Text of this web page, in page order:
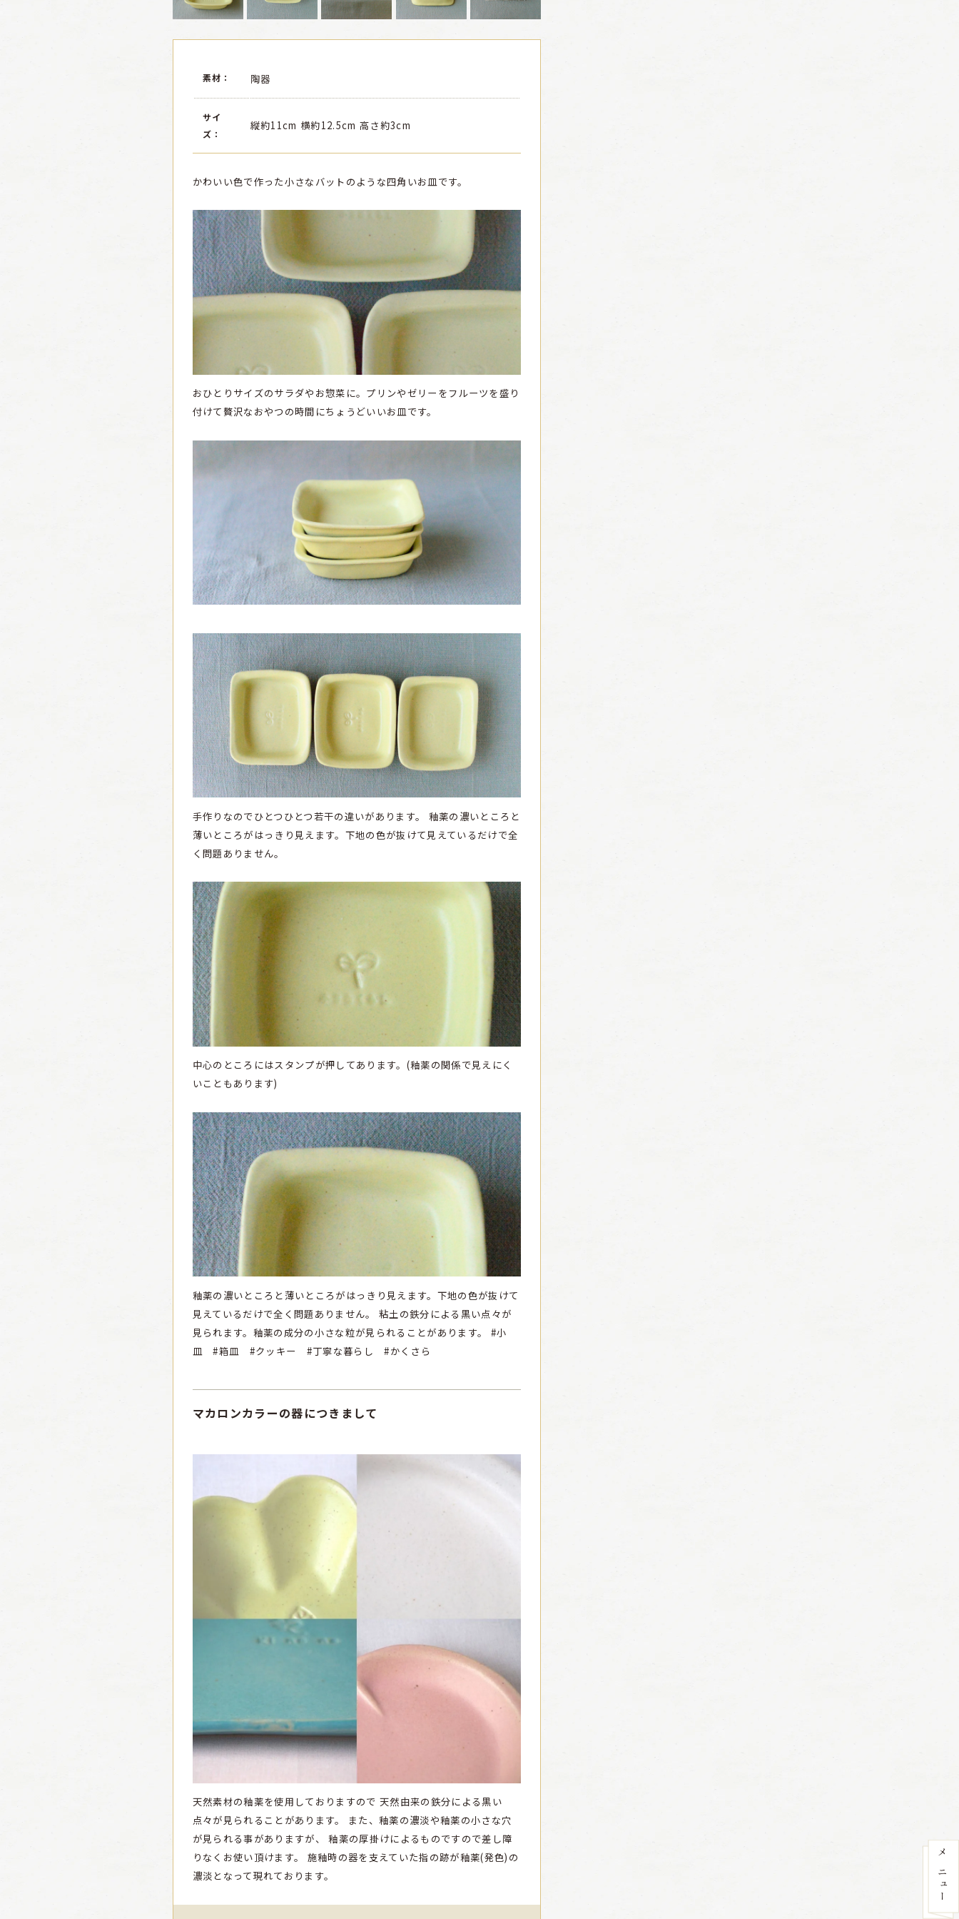
素材： 陶器
サイ
ズ：
縦約11cm 横約12.5cm 高さ約3cm
かわいい色で作った小さなバットのような四角いお皿です。
おひとりサイズのサラダやお惣菜に。プリンやゼリーをフルーツを盛り
付けて贅沢なおやつの時間にちょうどいいお皿です。
手作りなのでひとつひとつ若干の違いがあります。
釉薬の濃いところと
薄いところがはっきり見えます。下地の色が抜けて見えているだけで全
く問題ありません。
中心のところにはスタンプが押してあります。(釉薬の関係で見えにく
いこともあります)
釉薬の濃いところと薄いところがはっきり見えます。下地の色が抜けて
見えているだけで全く問題ありません。
粘土の鉄分による黒い点々が
見られます。釉薬の成分の小さな粒が見られることがあります。
#小
皿 #箱皿 #クッキー #丁寧な暮らし #かくさら
マカロンカラーの器につきまして
天然素材の釉薬を使用しておりますので 天然由来の鉄分による黒い
点々が見られることがあります。
また、釉薬の濃淡や釉薬の小さな穴
が見られる事がありますが、
釉薬の厚掛けによるものですので差し障
りなくお使い頂けます。
施釉時の器を支えていた指の跡が釉薬(発色)の
濃淡となって現れております。